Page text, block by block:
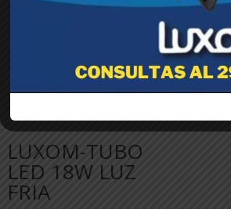
LUXOM-TUBO
LED 18W LUZ
FRIA